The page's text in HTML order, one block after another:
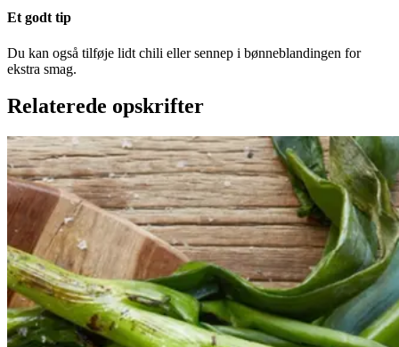
Et godt tip
Du kan også tilføje lidt chili eller sennep i bønneblandingen for
ekstra smag.
Relaterede opskrifter
CatalanskCatalansk
bønnesalatbønnesala
t medmed
grilledegrillede
grøntsagergrøntsage
r ogog salbitxada-
saucesalbitxada-
sauce